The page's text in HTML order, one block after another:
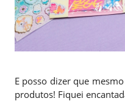
E posso dizer que
produtos! Fiquei